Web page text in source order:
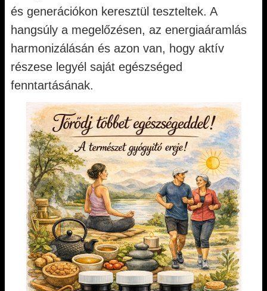
és generációkon keresztül teszteltek. A
hangsúly a megelőzésen, az energiaáramlás
harmonizálásán és azon van, hogy aktív
részese legyél saját egészséged
fenntartásának.